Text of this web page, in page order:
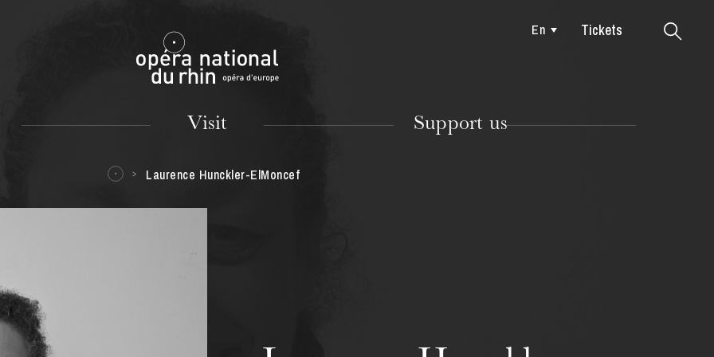
Mulhouse
En Tickets
Visit Support us
Laurence Hunckler-ElMoncef